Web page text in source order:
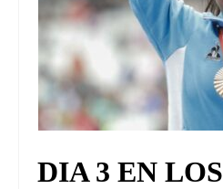
DIA 3 EN LOS